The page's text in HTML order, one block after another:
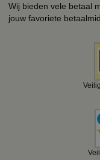
Wij bieden vele betaal
jouw favoriete